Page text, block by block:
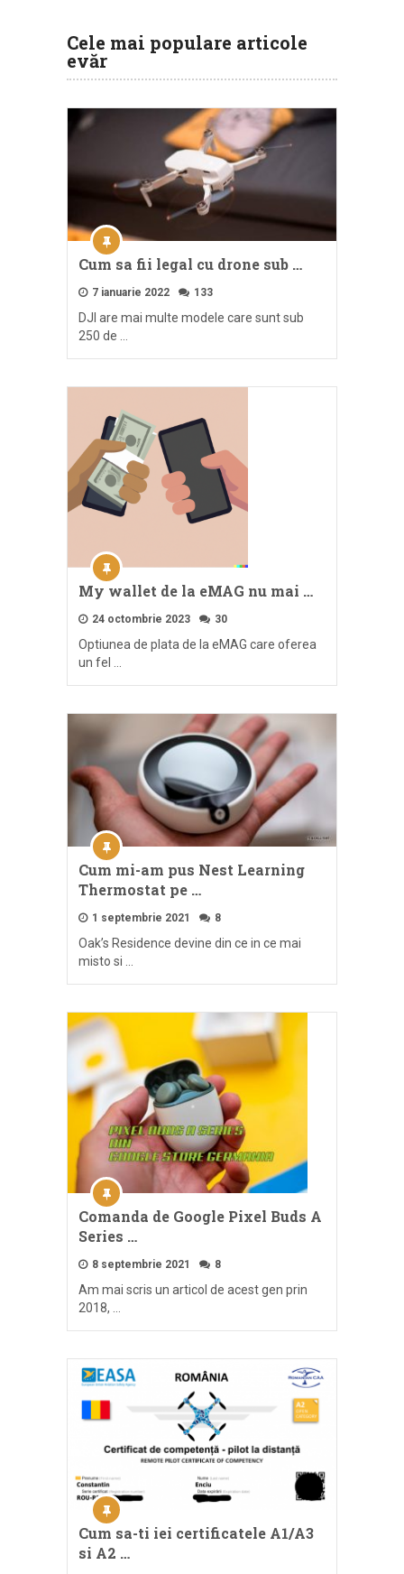
Cele mai populare articole
evăr
Cum sa fii legal cu drone sub …
7 ianuarie 2022 133
DJI are mai multe modele care sunt sub
250 de …
My wallet de la eMAG nu mai …
24 octombrie 2023 30
Optiunea de plata de la eMAG care oferea
un fel …
Cum mi-am pus Nest Learning
Thermostat pe …
1 septembrie 2021 8
Oak’s Residence devine din ce in ce mai
misto si …
Comanda de Google Pixel Buds A
Series …
8 septembrie 2021 8
Am mai scris un articol de acest gen prin
2018, …
Cum sa-ti iei certificatele A1/A3
si A2 …